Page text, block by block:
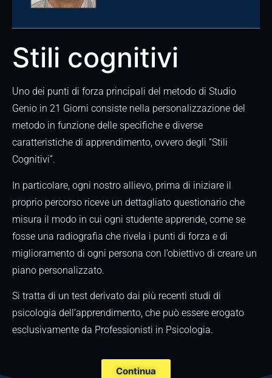
Stili cognitivi
Uno dei punti di forza principali del metodo di Studio
Genio in 21 Giorni consiste nella personalizzazione del
metodo in funzione delle specifiche e diverse
caratteristiche di apprendimento, ovvero degli “Stili
Cognitivi”.
In particolare, ogni nostro allievo, prima di iniziare il
proprio percorso riceve un dettagliato questionario che
misura il modo in cui ogni studente apprende, come se
fosse una radiografia che rivela i punti di forza e di
miglioramento di ogni persona con l’obiettivo di creare un
piano personalizzato.
Si tratta di un test derivato dai più recenti studi di
psicologia dell’apprendimento, che può essere erogato
esclusivamente da Professionisti in Psicologia.
Continua